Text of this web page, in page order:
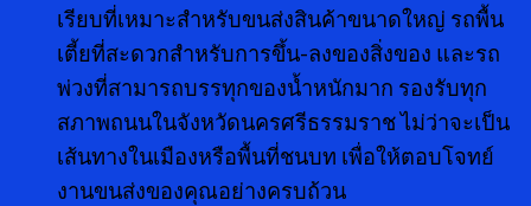
เรียบที่เหมาะสำหรับขนส่งสินค้าขนาดใหญ่ รถพื้น
เตี้ยที่สะดวกสำหรับการขึ้น-ลงของสิ่งของ และรถ
พ่วงที่สามารถบรรทุกของน้ำหนักมาก รองรับทุก
สภาพถนนในจังหวัดนครศรีธรรมราช ไม่ว่าจะเป็น
เส้นทางในเมืองหรือพื้นที่ชนบท เพื่อให้ตอบโจทย์
งานขนส่งของคุณอย่างครบถ้วน